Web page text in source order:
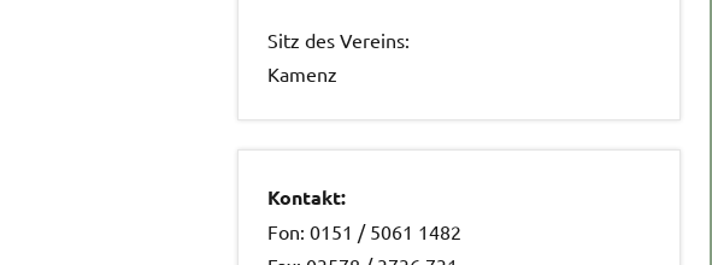
Sitz des Vereins:
Kamenz
Kontakt:
Fon: 0151 / 5061 1482